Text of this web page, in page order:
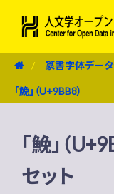
篆書字体データ
「鮸」（U+9BB8）
「鮸」（
セット